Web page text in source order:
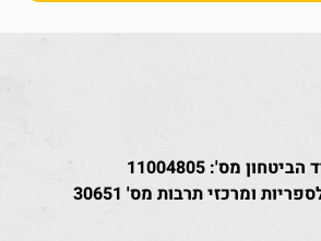
מס': 11004805
ומרכזי תרבות מס' 30651